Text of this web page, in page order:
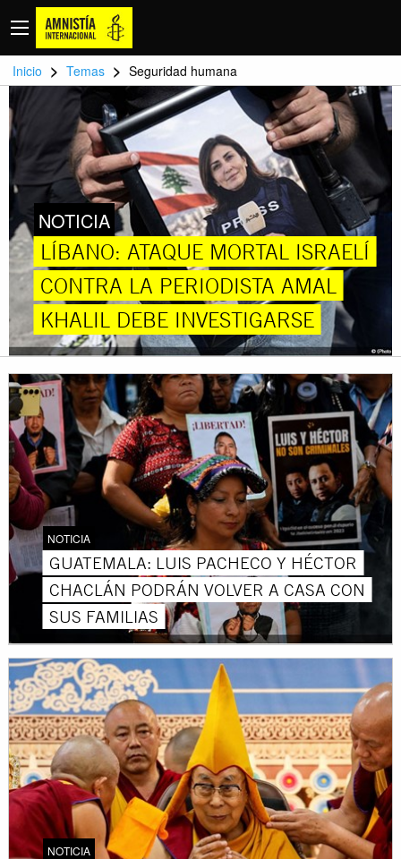
Inicio > Temas > Seguridad humana
NOTICIA
LÍBANO: ATAQUE MORTAL ISRAELÍ
CONTRA LA PERIODISTA AMAL
KHALIL DEBE INVESTIGARSE
NOTICIA
GUATEMALA: LUIS PACHECO Y HÉCTOR
CHACLÁN PODRÁN VOLVER A CASA CON
SUS FAMILIAS
NOTICIA